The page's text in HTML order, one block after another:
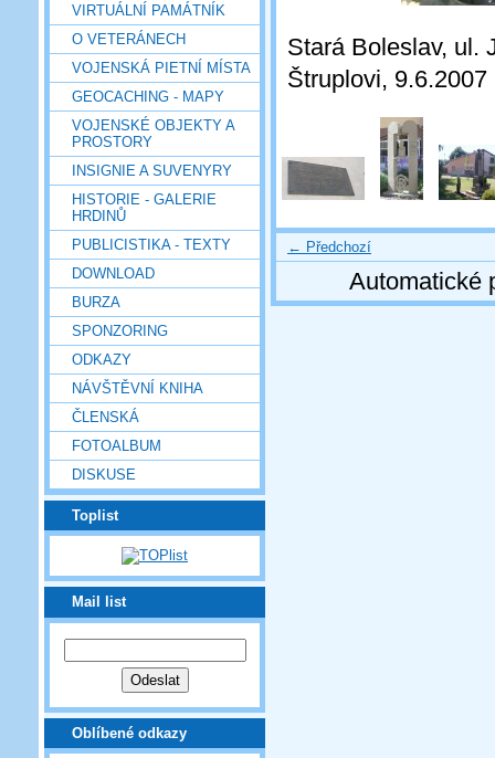
VIRTUÁLNÍ PAMÁTNÍK
O VETERÁNECH
VOJENSKÁ PIETNÍ MÍSTA
GEOCACHING - MAPY
VOJENSKÉ OBJEKTY A
PROSTORY
INSIGNIE A SUVENYRY
HISTORIE - GALERIE
HRDINŮ
PUBLICISTIKA - TEXTY
DOWNLOAD
BURZA
SPONZORING
ODKAZY
NÁVŠTĚVNÍ KNIHA
ČLENSKÁ
FOTOALBUM
DISKUSE
Toplist
Mail list
Oblíbené odkazy
Stará Boleslav, ul.
Štruplovi, 9.6.2007
← Předchozí
Automatické